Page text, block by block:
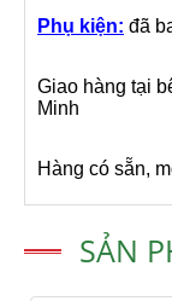
Phụ kiện: đã
Giao hàng tại
Minh
Hàng có sẵn,
SẢN